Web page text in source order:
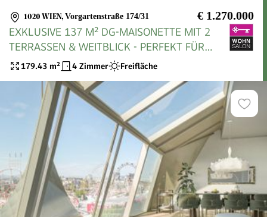
1020 WIEN, Vorgartenstraße 174/31 € 1.270.000
EXKLUSIVE 137 M² DG-MAISONETTE MIT 2
TERRASSEN & WEITBLICK - PERFEKT FÜR
ANSPRUCHSVOLLE PAARE IM 2. BEZIRK
179.43 m² 4 Zimmer Freifläche